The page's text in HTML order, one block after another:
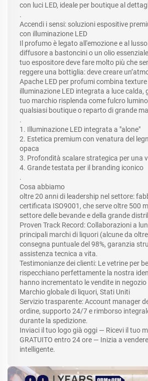
con luci LED, ideale per boutique al
.
Accendi i sensi: soluzioni espositive
con illuminazione LED
Il profumo è legato all'emozione e al
diffusore a bastoncini o un olio
tuo espositore deve fare molto più che
reggere una bottiglia: deve creare
Apache LED per profumi combina
illuminazione LED integrata a luce calda,
tuo marchio risplenda come fulcro
qualsiasi boutique o reparto di grande
.
1. Illuminazione LED integrata a "alone"
2. Estetica premium con venatura del
opaca
3. Profondità scalare strategica per una
4. Grande testata per il branding iconico
.
Cosa abbiamo
oltre 20 anni di leadership nel settore:
certificata ISO9001, che serve oltre 500
settore delle bevande e della grande
Proven Track Record: Collaborazioni a
principali marchi di liquori (alcune da
consegna puntuale del 98%, garanzia
assistenza tecnica a vita.
Testimonianze dei clienti: Le vetrine per
rispecchiano perfettamente la nostra
hanno incrementato le vendite in negozio
Marchio globale di liquori, Stati Uniti
Servizio trasparente: Account manager
ordine, supporto 24/7 e rimborso
durante la spedizione.
Inviaci il tuo logo già oggi — Ricevi il tuo
GRATUITO entro 24 ore — Inizia a
intelligente.